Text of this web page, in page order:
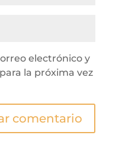
electrónico y
la próxima vez
comentario